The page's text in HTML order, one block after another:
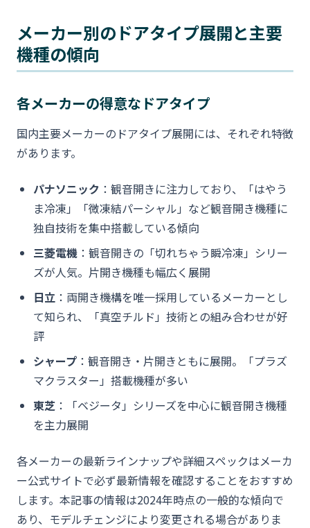
メーカー別のドアタイプ展開と主要
機種の傾向
各メーカーの得意なドアタイプ
国内主要メーカーのドアタイプ展開には、それぞれ特徴
があります。
パナソニック ：観音開きに注力しており、「はやう
ま冷凍」「微凍結パーシャル」など観音開き機種に
独自技術を集中搭載している傾向
三菱電機 ：観音開きの「切れちゃう瞬冷凍」シリー
ズが人気。片開き機種も幅広く展開
日立 ：両開き機構を唯一採用しているメーカーとし
て知られ、「真空チルド」技術との組み合わせが好
評
シャープ ：観音開き・片開きともに展開。「プラズ
マクラスター」搭載機種が多い
東芝 ：「ベジータ」シリーズを中心に観音開き機種
を主力展開
各メーカーの最新ラインナップや詳細スペックはメーカ
ー公式サイトで必ず最新情報を確認することをおすすめ
します。本記事の情報は2024年時点の一般的な傾向で
あり、モデルチェンジにより変更される場合がありま